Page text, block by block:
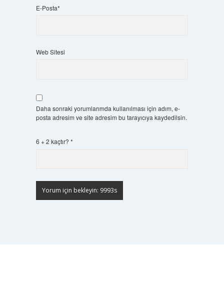
E-Posta*
Web Sitesi
Daha sonraki yorumlarımda kullanılması için adım, e-
posta adresim ve site adresim bu tarayıcıya kaydedilsin.
6 + 2 kaçtır? *